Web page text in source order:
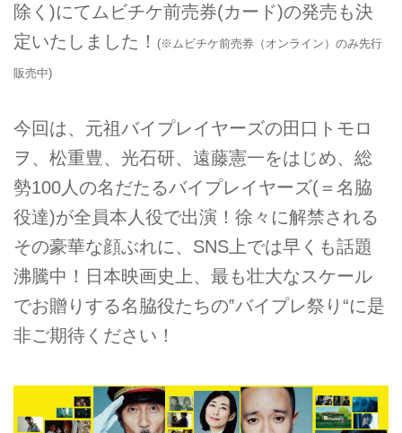
除く)にてムビチケ前売券(カード)の発売も決
定いたしました！ (※ムビチケ前売券（オンライン）のみ先行
販売中)
今回は、元祖バイプレイヤーズの田口トモロ
ヲ、松重豊、光石研、遠藤憲一をはじめ、総
勢100人の名だたるバイプレイヤーズ(＝名脇
役達)が全員本人役で出演！徐々に解禁される
その豪華な顔ぶれに、SNS上では早くも話題
沸騰中！日本映画史上、最も壮大なスケール
でお贈りする名脇役たちの‟バイプレ祭り“に是
非ご期待ください！